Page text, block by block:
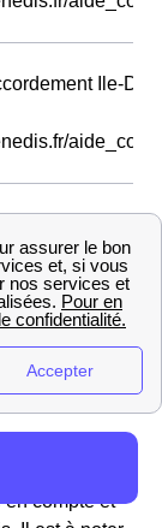
Ile-De-
avec ErDF
naturellement
vite. Les
les mêmes
neuf.
compte et